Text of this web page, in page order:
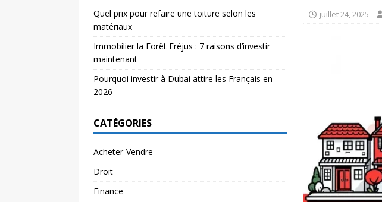
juillet 24, 2025
Quel prix pour refaire une toiture selon les
matériaux
Immobilier la Forêt Fréjus : 7 raisons d’investir
maintenant
Pourquoi investir à Dubai attire les Français en
2026
CATÉGORIES
Acheter-Vendre
Droit
Finance